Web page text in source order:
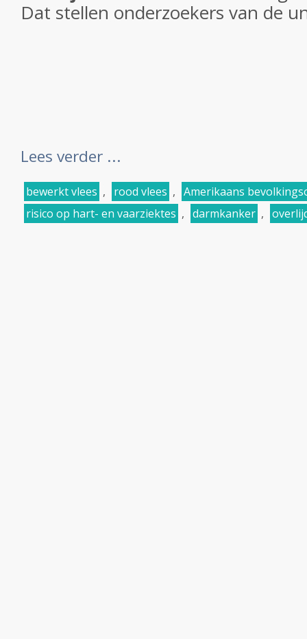
Dat stellen onderzoekers van de
Lees verder ...
bewerkt vlees , rood vlees , Amerikaans
risico op hart- en vaarziektes , darmkanker ,